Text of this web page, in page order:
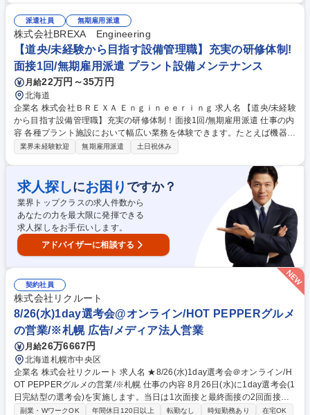
多岐にわたる分野でのご活躍可能性が御座います。 【～人気の理由ベスト
3～学歴や職歴関係なく市場価値の上がる仕事！】 1：高難易度国家資格
を充実のサポートで習得可能！ 2：市場価値が高い＝収入も高い（自立し
たい方におすすめ） 3：社会の役に立つ仕事（あなたの仕事がみんなの生
活を支えます！） 募集職種 【甲信越】未経験/公務員・サービス従事者向
け/建設専門職(建築)/無期雇用派遣
派遣社員 無期雇用派遣
株式会社BREXA Engineering
【道央/未経験から目指す設備管理職】充実の研修体制!
面接1回/無期雇用派遣 プラント設備メンテナンス
月給22万円～35万円
北海道
企業名 株式会社ＢＲＥＸＡ Ｅｎｇｉｎｅｅｒｉｎｇ 求人名 【道央/未経験
から目指す設備管理職】充実の研修体制！面接1回/無期雇用派遣 仕事の内
容 各種プラント施設において幅広い業務を体験できます。たとえば機器の
巡回、点検業務、メンテナンス、制御室での運転監視、管理などの保守・
事！】1：高難易度国家資格を充実のサポートで習得可能！例)電気工事
士、冷凍機械責任者、危険物取扱者、ボイラー技士 etc. 2：将来性◎＝プ
ラントの安定稼働は今後も必要不可欠で、専門技術を磨けば長く活躍可能
です！ 3：社会の役に立つ仕事（あなたの仕事がみんなの生活を支えま
す！） ★屋内業務が9割になります！ 募集職種 【道央/未経験から目指す
設備管理職】充実の研修体制！面接1回/無期雇用派遣
業界未経験歓迎 無期雇用派遣 土日祝休み
求人探しにお困り ですか？
業界トップクラスの求人件数から
あなたの力を最大限に発揮できる
求人探しをお手伝いします。
アドバイザーに相談する
契約社員
株式会社リクルート
8/26(水)1day選考会@オンライン/HOT PEPPERグルメ
の営業/※札幌 広告/メディア法人営業
月給26万6667円
北海道札幌市中央区
企業名 株式会社リクルート 求人名 ★8/26(水)1day選考会＠オンライン/H
OT PEPPERグルメの営業/※札幌 仕事の内容 8月26日(水)に1day選考会(1
日完結型の選考会)を実施します。当日は1次面接と最終面接の2回面接予
定となります。（1次面接にてお見送りとなる可能性もございます。） 飲
副業・WワークOK 年間休日120日以上 転勤なし 時短勤務あり
在宅OK